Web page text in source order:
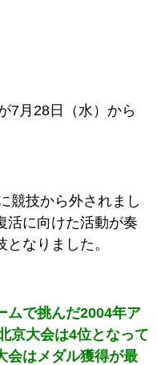
7月28日（水）から
競技から外されまし
活に向けた活動が奏
なりました。
ムで挑んだ2004年ア
京大会は4位となって
会はメダル獲得が最